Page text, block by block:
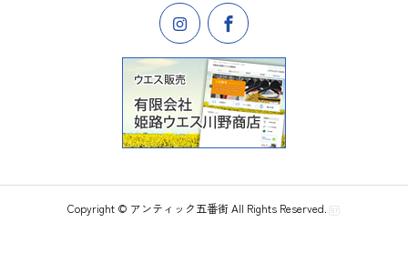
Copyright © アンティック五番街 All Rights Reserved.